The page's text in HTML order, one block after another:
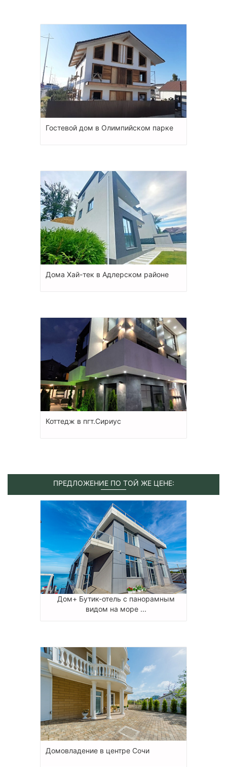
Гостевой дом в Олимпийском парке
Дома Хай-тек в Адлерском районе
Коттедж в пгт.Сириус
ПРЕДЛОЖЕНИЕ ПО ТОЙ ЖЕ ЦЕНЕ:
Дом+ Бутик-отель с панорамным
видом на море ...
Домовладение в центре Сочи